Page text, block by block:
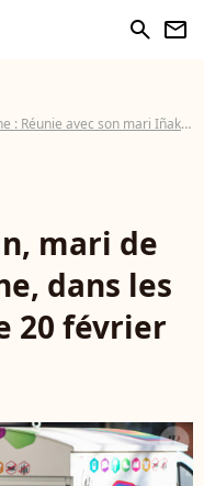
search newsletter
son mari Iñaki, brièvement sorti de prison
mari de
dans les
20 février